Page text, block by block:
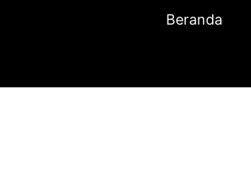
Beranda